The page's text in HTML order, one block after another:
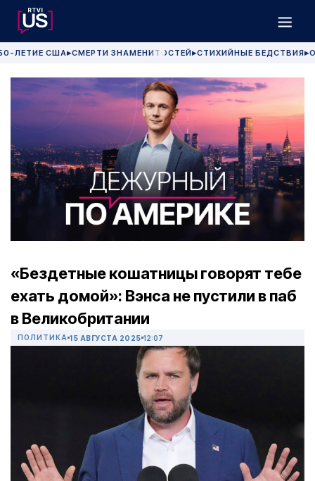
ЛЕТИЕ США▶СМЕРТИ ЗНАМЕНИТОСТЕЙ▶СТИХИЙНЫЕ БЕДСТВИЯ▶
«Бездетные кошатницы говорят тебе
ехать домой»: Вэнса не пустили в паб
в Великобритании
ПОЛИТИКА 15 АВГУСТА 2025 12:07